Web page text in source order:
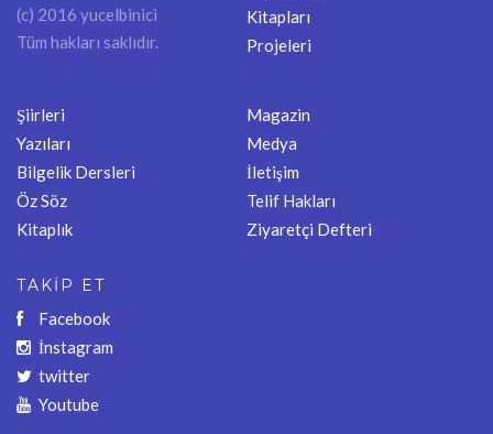
(c) 2016 yucelbinici
Tüm hakları saklıdır.
Kitapları
Projeleri
Şiirleri
Yazıları
Bilgelik Dersleri
Öz Söz
Kitaplık
Magazin
Medya
İletişim
Telif Hakları
Ziyaretçi Defteri
TAKİP ET
Facebook
İnstagram
twitter
Youtube